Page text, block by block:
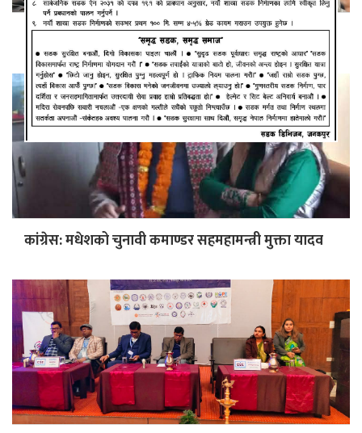
युवा नेता साह रास्वपामा प्रवेश
कांग्रेस: मधेशको चुनावी कमाण्डर सहमहामन्त्री मुक्ता यादव